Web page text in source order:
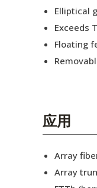
工作机会
Elliptical
Exceeds
Floating
应用
Array
Array